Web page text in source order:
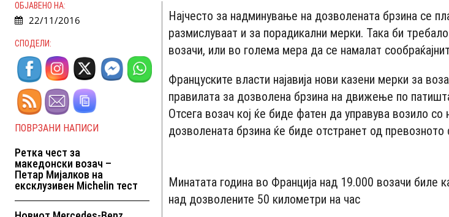
ОБЈАВЕНО НА:
22/11/2016
СПОДЕЛИ:
ПОВРЗАНИ НАПИСИ
Ретка чест за
македонски возач –
Петар Мијалков на
ексклузивен Michelin тест
Најчесто за надминување на дозволената брзина се
размислуваат и за порадикални мерки. Така би
возачи, или во голема мера да се намалат
Француските власти најавија нови казени мерки за
правилата за дозволена брзина на движење по
Отсега возач кој ќе биде фатен да управува возило
дозволената брзина ќе биде отстранет од
Минатата година во Франција над 19.000 возачи биле
над дозволените 50 километри на час